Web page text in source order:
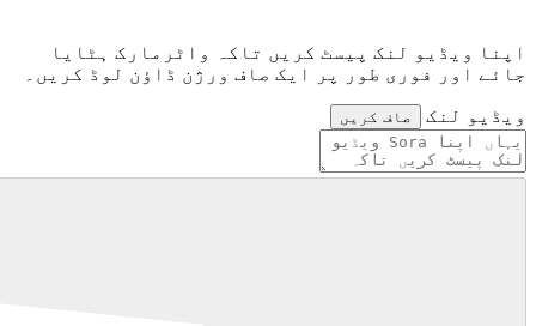
اپنا ویڈیو لنک پیسٹ کریں تاکہ واٹرمارک ہٹایا
جائے اور فوری طور پر ایک صاف ورژن ڈاؤن لوڈ کریں۔
ویڈیو لنک صاف کریں